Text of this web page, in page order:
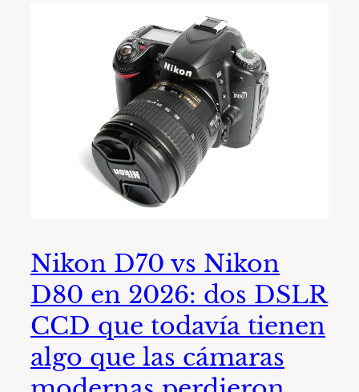
Nikon D70 vs Nikon
D80 en 2026: dos DSLR
CCD que todavía tienen
algo que las cámaras